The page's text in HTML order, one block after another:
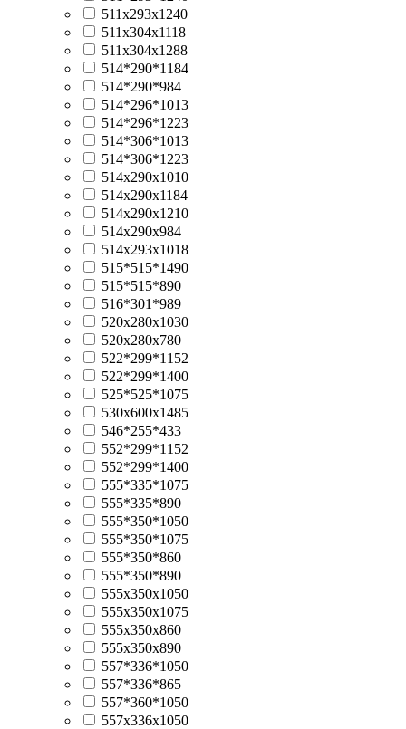
511х293х1240
511х304х1118
511х304х1288
514*290*1184
514*290*984
514*296*1013
514*296*1223
514*306*1013
514*306*1223
514х290х1010
514х290х1184
514х290х1210
514х290х984
514х293х1018
515*515*1490
515*515*890
516*301*989
520x280x1030
520x280x780
522*299*1152
522*299*1400
525*525*1075
530х600х1485
546*255*433
552*299*1152
552*299*1400
555*335*1075
555*335*890
555*350*1050
555*350*1075
555*350*860
555*350*890
555x350x1050
555x350x1075
555x350x860
555x350x890
557*336*1050
557*336*865
557*360*1050
557x336x1050